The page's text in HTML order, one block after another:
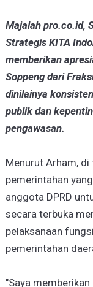
Majalah pro.co.id,
Strategis KITA
memberikan
Soppeng dari
dinilainya
publik dan
pengawasan.
Menurut Arham,
pemerintahan
anggota DPRD
secara terbuka
pelaksanaan
pemerintahan
"Saya